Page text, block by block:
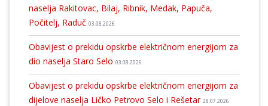
naselja Rakitovac, Bilaj, Ribnik, Medak, Papuča,
Počitelj, Raduč 03.08.2026
Obavijest o prekidu opskrbe električnom energijom za
dio naselja Staro Selo 03.08.2026
Obavijest o prekidu opskrbe električnom energijom za
dijelove naselja Ličko Petrovo Selo i Rešetar 28.07.2026